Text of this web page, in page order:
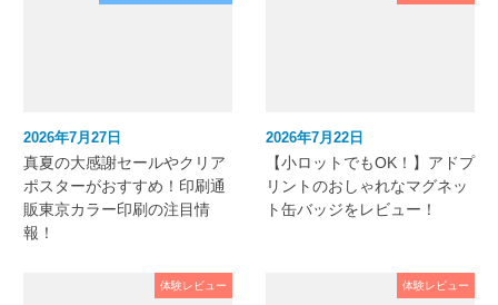
2026年7月27日
真夏の大感謝セールやクリア
ポスターがおすすめ！印刷通
販東京カラー印刷の注目情
報！
2026年7月22日
【小ロットでもOK！】アドプ
リントのおしゃれなマグネッ
ト缶バッジをレビュー！
体験レビュー 体験レビュー